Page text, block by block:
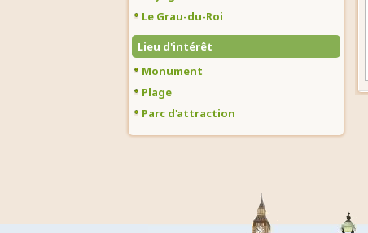
Le Grau-du-Roi
Lieu d'intérêt
Monument
Plage
Parc d'attraction